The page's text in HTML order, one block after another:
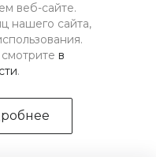
веб-сайте.
нашего сайта,
в
.